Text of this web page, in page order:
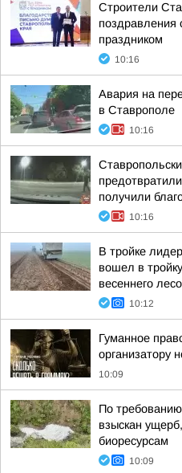
Строители
поздравления
праздником
10:16
Авария на
в Ставрополе
10:16
получили
10:16
В тройке
вошел в
весеннего
10:12
Гуманное
организатору
10:09
По
взыскан
биоресурсам
10:09